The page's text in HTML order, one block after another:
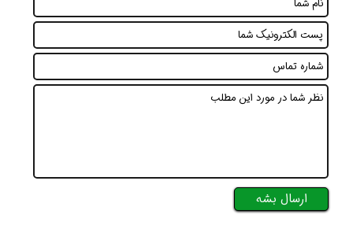
ارسال بشه